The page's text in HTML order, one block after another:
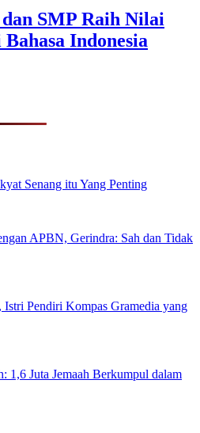
SMP Raih Nilai
Indonesia
Senang itu Yang Penting
APBN, Gerindra: Sah dan Tidak
Pendiri Kompas Gramedia yang
1,6 Juta Jemaah Berkumpul dalam